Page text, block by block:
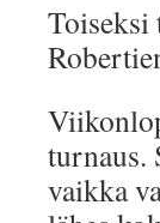
Toiseksi
turnaus.
vaikka